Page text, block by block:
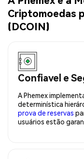
Criptomoedas
(DCOIN)
Confiavel e
A Phemex
determinística
prova de reservas
usuários estão